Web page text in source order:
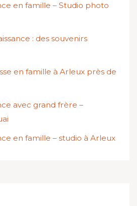
en famille – Studio photo
: des souvenirs
en famille à Arleux près de
avec grand frère –
en famille – studio à Arleux